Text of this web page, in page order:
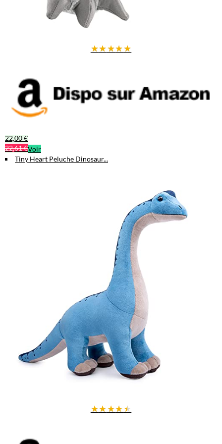
★★★★★
22,00 €
22,61 €Voir
Tiny Heart Peluche Dinosaur...
★★★★★